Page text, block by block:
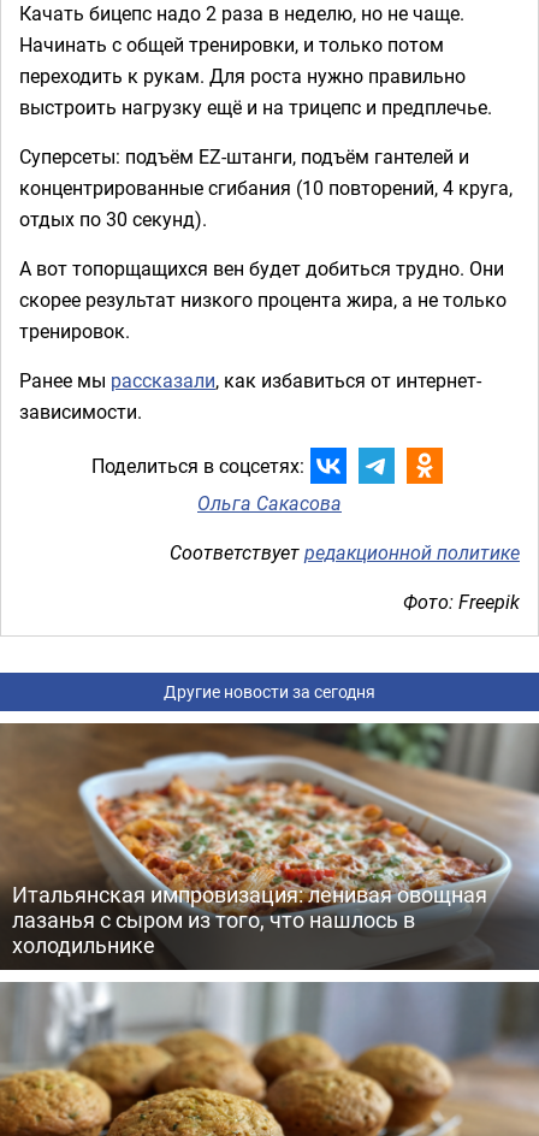
Качать бицепс надо 2 раза в неделю, но не чаще.
Начинать с общей тренировки, и только потом
переходить к рукам. Для роста нужно правильно
выстроить нагрузку ещё и на трицепс и предплечье.
Суперсеты: подъём EZ-штанги, подъём гантелей и
концентрированные сгибания (10 повторений, 4 круга,
отдых по 30 секунд).
А вот топорщащихся вен будет добиться трудно. Они
скорее результат низкого процента жира, а не только
тренировок.
Ранее мы рассказали, как избавиться от интернет-
зависимости.
Поделиться в соцсетях:
Ольга Сакасова
Соответствуетредакционной политике
Фото: Freepik
Другие новости за сегодня
Итальянская импровизация: ленивая овощная
лазанья с сыром из того, что нашлось в
холодильнике